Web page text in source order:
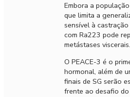
Embora a
que limita a
sensível à
com Ra223 pode
metástases viscerais.
O PEACE-3 é o
hormonal, além de
finais de SG serão
frente ao desafio do